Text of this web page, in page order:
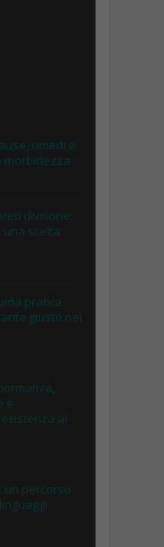
rimedi e
morbidezza
divisorie:
scelta
pratica
giusto nel
e
al
un percorso